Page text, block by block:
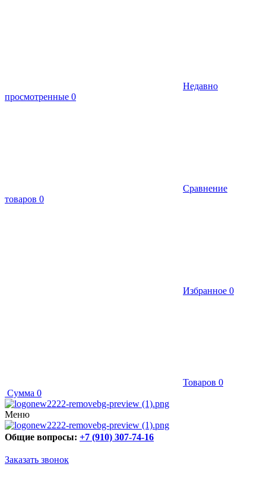
Недавно
просмотренные 0
Сравнение
товаров 0
Избранное 0
Товаров 0
Сумма 0
Меню
Общие вопросы: +7 (910) 307-74-16
Заказать звонок